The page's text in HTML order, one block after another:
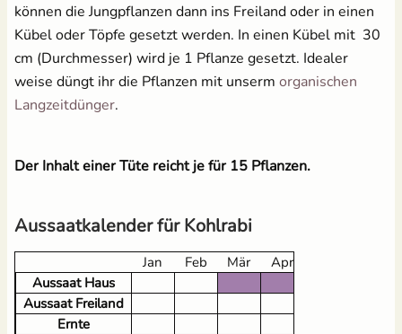
können die Jungpflanzen dann ins Freiland oder in einen
Kübel oder Töpfe gesetzt werden. In einen Kübel mit 30
cm (Durchmesser) wird je 1 Pflanze gesetzt. Idealer
weise düngt ihr die Pflanzen mit unserm organischen
Langzeitdünger.
Der Inhalt einer Tüte reicht je für 15 Pflanzen.
Aussaatkalender für Kohlrabi
Jan Feb Mär Apr
Aussaat Haus
Aussaat Freiland
Ernte